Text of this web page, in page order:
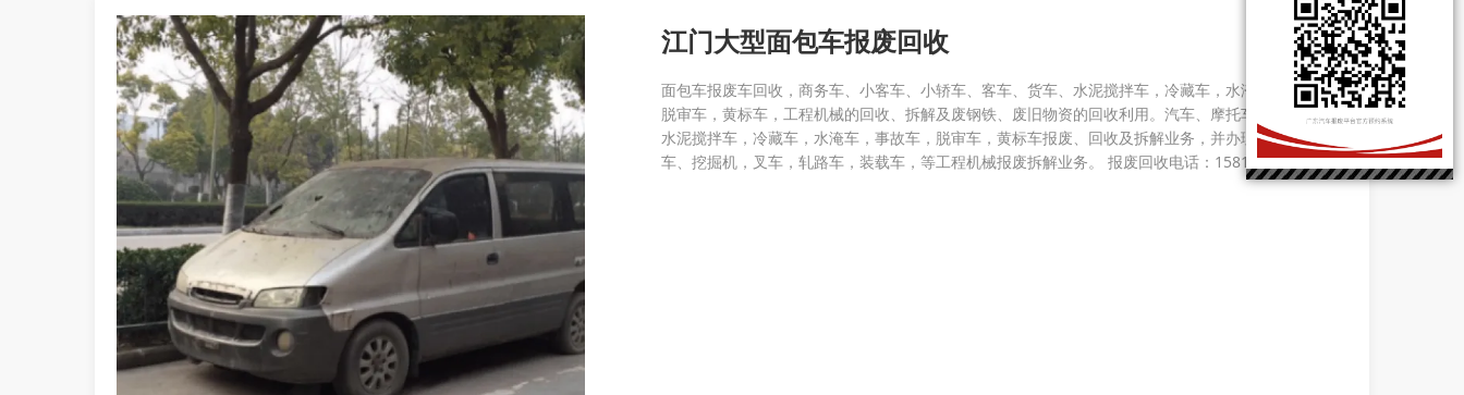
江门大型面包车报废回收
面包车报废车回收，商务车、小客车、小轿车、客车、货车、水泥搅拌车，冷藏车，水淹车，事故车，
脱审车，黄标车，工程机械的回收、拆解及废钢铁、废旧物资的回收利用。汽车、摩托车，电动汽车，
水泥搅拌车，冷藏车，水淹车，事故车，脱审车，黄标车报废、回收及拆解业务，并办理相关手续。吊
车、挖掘机，叉车，轧路车，装载车，等工程机械报废拆解业务。 报废回收电话：15812896966